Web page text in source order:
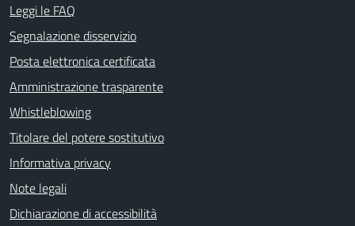
Leggi le FAQ
Segnalazione disservizio
Posta elettronica certificata
Amministrazione trasparente
Whistleblowing
Titolare del potere sostitutivo
Informativa privacy
Note legali
Dichiarazione di accessibilità